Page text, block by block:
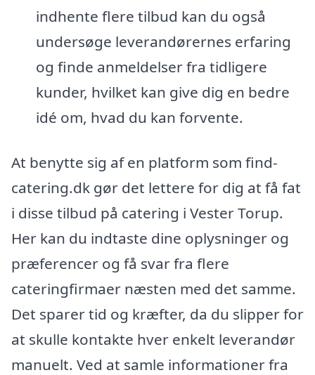
indhente flere tilbud kan du også
undersøge leverandørernes erfaring
og finde anmeldelser fra tidligere
kunder, hvilket kan give dig en bedre
idé om, hvad du kan forvente.
At benytte sig af en platform som find-
catering.dk gør det lettere for dig at få fat
i disse tilbud på catering i Vester Torup.
Her kan du indtaste dine oplysninger og
præferencer og få svar fra flere
cateringfirmaer næsten med det samme.
Det sparer tid og kræfter, da du slipper for
at skulle kontakte hver enkelt leverandør
manuelt. Ved at samle informationer fra